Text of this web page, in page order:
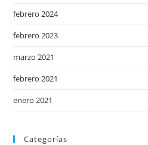
febrero 2024
febrero 2023
marzo 2021
febrero 2021
enero 2021
Categorías